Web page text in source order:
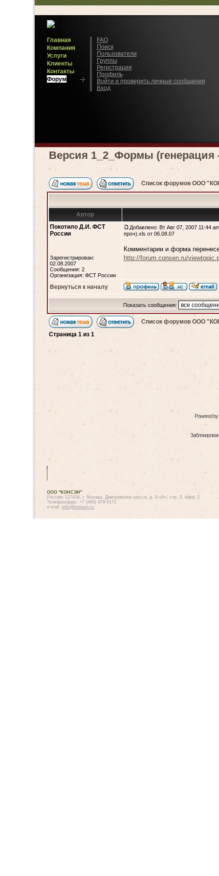
Главная
Компания
Услуги
Клиенты
Контакты
Форум
FAQ
Поиск
Пользователи
Группы
Регистрация
Профиль
Войти и проверить личные сообщения
Вход
Версия 1_2_Формы (генерация
Список форумов ООО
Автор
Покотило Д.И. ФСТ
России
Зарегистрирован:
02.08.2007
Сообщения: 2
Организация: ФСТ России
Добавлено: Вт Авг 07, 2007 11:44
проч).xls от 06.08.07
Комментарии и форма
http://forum.consen.ru/
Вернуться к началу
Показать сообщения:
Список форумов ООО
Страница 1из 1
Powered by
ООО "КОНСЭН"
Россия, 127434, г. Москва, Дмитровское шоссе, д. 9 «А», стр. 2, офис 3
Телефон/факс: +7 (495) 979-5171
e-mail: info@konsen.ru